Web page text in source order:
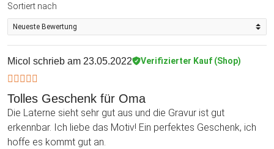
Sortiert nach
Micol schrieb am 23.05.2022 Verifizierter Kauf (Shop)
Tolles Geschenk für Oma
Die Laterne sieht sehr gut aus und die Gravur ist gut
erkennbar. Ich liebe das Motiv! Ein perfektes Geschenk, ich
hoffe es kommt gut an.